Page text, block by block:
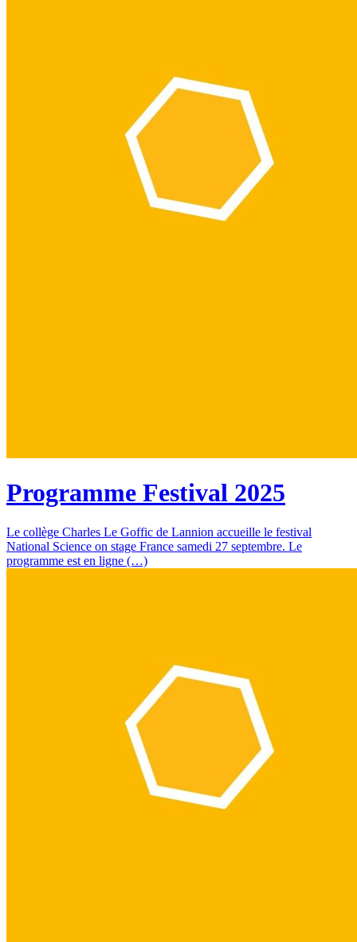
Programme Festival 2025
Le collège Charles Le Goffic de Lannion accueille le festival
National Science on stage France samedi 27 septembre. Le
programme est en ligne (…)